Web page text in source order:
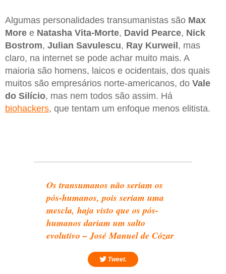
Algumas personalidades transumanistas são Max
More e Natasha Vita-Morte, David Pearce, Nick
Bostrom, Julian Savulescu, Ray Kurweil , mas
claro, na internet se pode achar muito mais. A
maioria são homens, laicos e ocidentais, dos quais
muitos são empresários norte-americanos, do Vale
do Silício, mas nem todos são assim. Há
biohackers, que tentam um enfoque menos elitista.
Os transumanos não seriam os
pós-humanos, pois seriam uma
mescla, haja visto que os pós-
humanos dariam um salto
evolutivo – José Manuel de Cózar
Tweet.